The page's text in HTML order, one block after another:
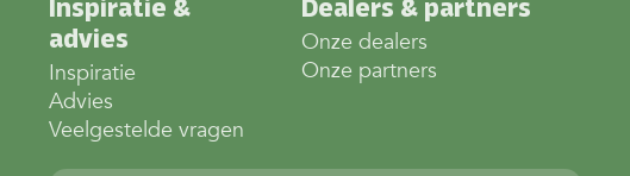
Inspiratie &
advies
Inspiratie
Advies
Veelgestelde vragen
Dealers & partners
Onze dealers
Onze partners